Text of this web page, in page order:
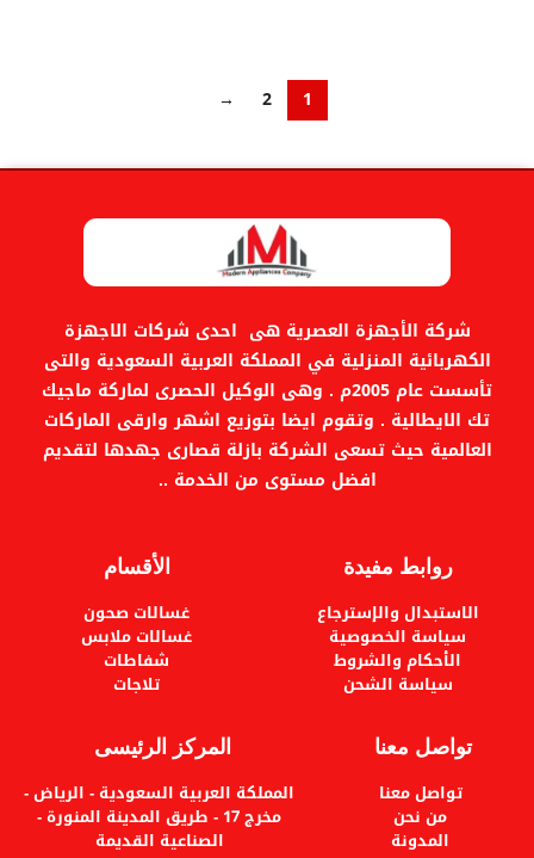
1
2
→
شركة الأجهزة العصرية هى احدى شركات الاجهزة
الكهربائية المنزلية في المملكة العربية السعودية والتى
تأسست عام 2005م . وهى الوكيل الحصرى لماركة ماجيك
تك الايطالية . وتقوم ايضا بتوزيع اشهر وارقى الماركات
العالمية حيث تسعى الشركة بازلة قصارى جهدها لتقديم
افضل مستوى من الخدمة ..
روابط مفيدة
الاستبدال والإسترجاع
سياسة الخصوصية
الأحكام والشروط
سياسة الشحن
الأقسام
غسالات صحون
غسالات ملابس
شفاطات
تلاجات
تواصل معنا
تواصل معنا
من نحن
المدونة
المركز الرئيسى
المملكة العربية السعودية - الرياض -
مخرج 17 - طريق المدينة المنورة -
الصناعية القديمة